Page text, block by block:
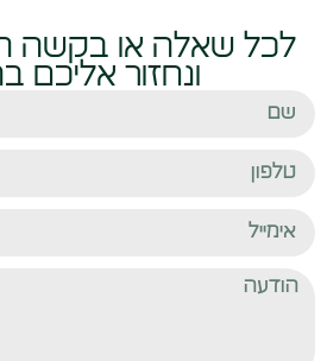
לכל שאלה או בקשה
ונחזור אליכם